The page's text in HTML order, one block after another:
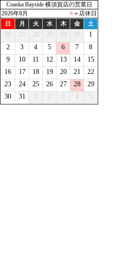
Coaska Bayside 横須賀店の営業日
2026年8月
■ ＝店休日
日
月 火 水 木 金 土
26 27 28 29 30 31
1
2
3 4 5 6 7
8
9
10 11 12 13 14
15
16
17 18 19 20 21
22
23
24 25 26 27 28
29
30
31 2 3 4 5